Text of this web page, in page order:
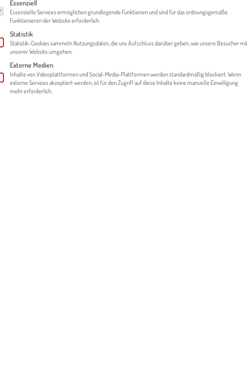
rund um die Themen Marketing und interkulturelle Aspekte für Ihr
Kultur auf meine internationalen Geschäfte haben? Wie positioniere
erreiche ich meine KundInnen online? Diese und viele weitere Fragen
Sie beantwortet.
Wie
Website
Essenziell
Essenzielle Services ermöglichen grundlegende Funktionen und sind für das ordnungsgemäße
Funktionieren der Website erforderlich.
Statistik
Statistik-Cookies sammeln Nutzungsdaten, die uns Aufschluss darüber geben, wie unsere Besucher
unserer Website umgehen.
Externe Medien
Inhalte von Videoplattformen und Social-Media-Plattformen werden standardmäßig blockiert. Wenn
externe Services akzeptiert werden, ist für den Zugriff auf diese Inhalte keine manuelle Einwilligung
mehr erforderlich.